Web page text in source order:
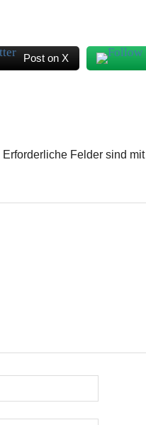
Post on X
Erforderliche Felder sind mit